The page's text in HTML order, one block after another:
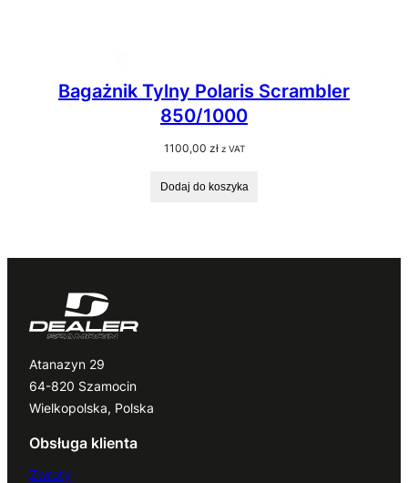
Bagażnik Tylny Polaris Scrambler
850/1000
1100,00 zł z VAT
Dodaj do koszyka
Atanazyn 29
64-820 Szamocin
Wielkopolska, Polska
Obsługa klienta
Zwroty